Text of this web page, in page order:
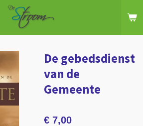
De gebedsdienst
van de
Gemeente
€ 7,00